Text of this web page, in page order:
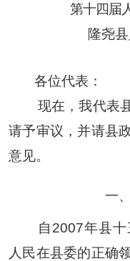
第十四届
隆尧
各位代表：
现在，我代表
请予审议，并请县
意见。
一
自 2007年县
人民在县委的正确